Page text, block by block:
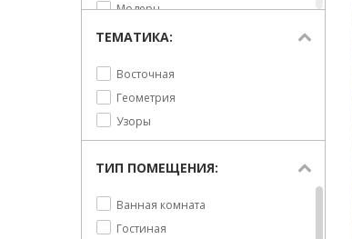
Модерн
Неоклассика
Современный
Современный классический
ТЕМАТИКА:
Восточная
Геометрия
Узоры
ТИП ПОМЕЩЕНИЯ:
Ванная комната
Гостиная